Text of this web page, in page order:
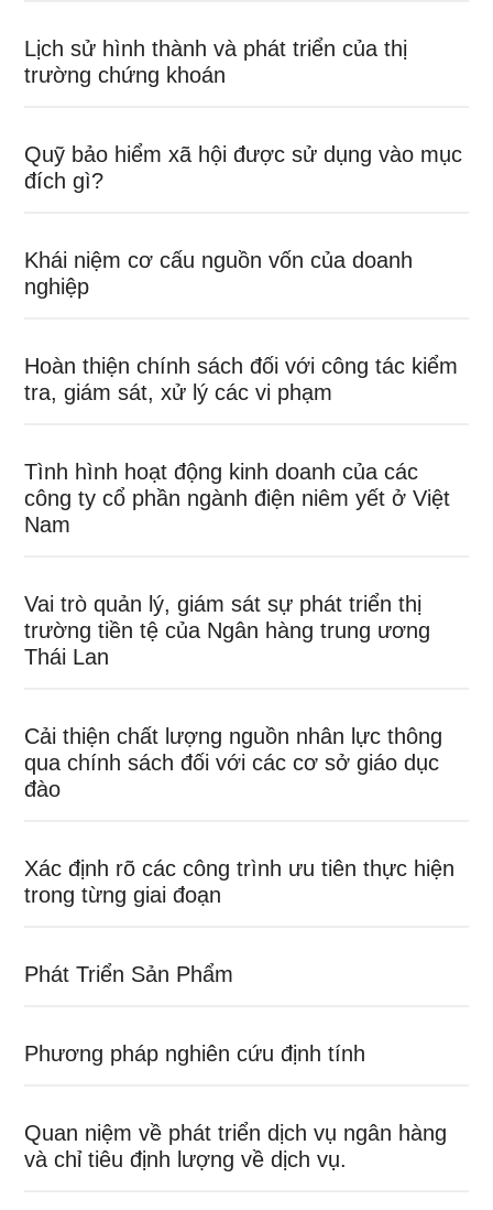
Lịch sử hình thành và phát triển của thị
trường chứng khoán
Quỹ bảo hiểm xã hội được sử dụng vào mục
đích gì?
Khái niệm cơ cấu nguồn vốn của doanh
nghiệp
Hoàn thiện chính sách đối với công tác kiểm
tra, giám sát, xử lý các vi phạm
Tình hình hoạt động kinh doanh của các
công ty cổ phần ngành điện niêm yết ở Việt
Nam
Vai trò quản lý, giám sát sự phát triển thị
trường tiền tệ của Ngân hàng trung ương
Thái Lan
Cải thiện chất lượng nguồn nhân lực thông
qua chính sách đối với các cơ sở giáo dục
đào
Xác định rõ các công trình ưu tiên thực hiện
trong từng giai đoạn
Phát Triển Sản Phẩm
Phương pháp nghiên cứu định tính
Quan niệm về phát triển dịch vụ ngân hàng
và chỉ tiêu định lượng về dịch vụ.